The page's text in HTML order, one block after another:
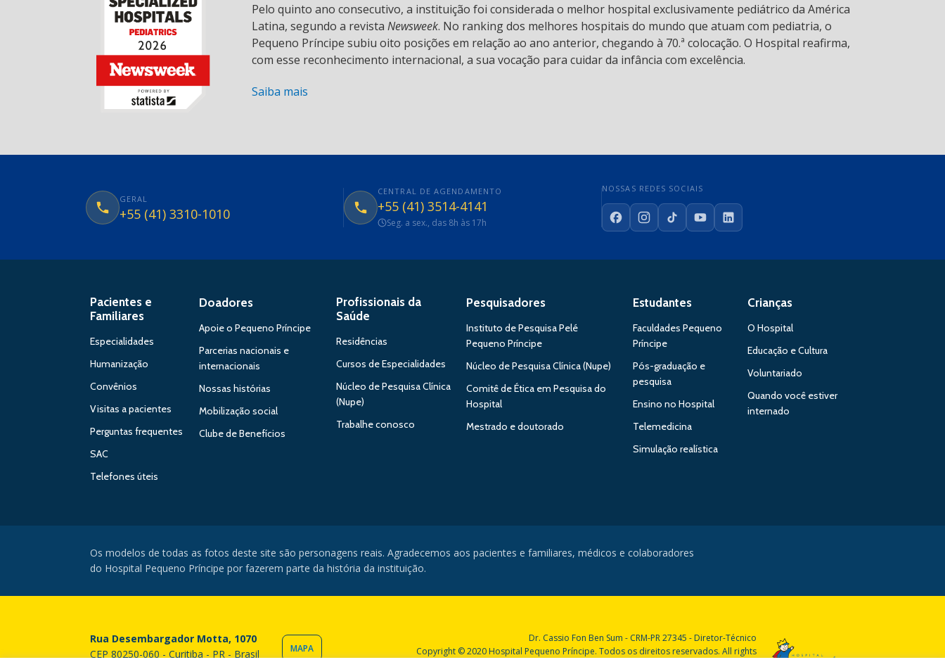
Pelo quinto ano consecutivo, a instituição foi considerada o melhor hospital exclusivamente pediátrico da América
Latina, segundo a revista Newsweek. No ranking dos melhores hospitais do mundo que atuam com pediatria, o
Pequeno Príncipe subiu oito posições em relação ao ano anterior, chegando à 70.ª colocação. O Hospital reafirma,
com esse reconhecimento internacional, a sua vocação para cuidar da infância com excelência.
Saiba mais
GERAL
+55 (41) 3310-1010
CENTRAL DE AGENDAMENTO
+55 (41) 3514-4141
Seg. a sex., das 8h às 17h
NOSSAS REDES SOCIAIS
FacebookInstagram
TikTokYouTubeLinkedIn
Pacientes e
Familiares
Especialidades
Humanização
Convênios
Visitas a pacientes
Perguntas frequentes
SAC
Telefones úteis
Doadores
Apoie o Pequeno Príncipe
Parcerias nacionais e
internacionais
Nossas histórias
Mobilização social
Clube de Benefícios
Profissionais da
Saúde
Residências
Cursos de Especialidades
Núcleo de Pesquisa Clínica
(Nupe)
Trabalhe conosco
Pesquisadores
Instituto de Pesquisa Pelé
Pequeno Príncipe
Núcleo de Pesquisa Clínica (Nupe)
Comitê de Ética em Pesquisa do
Hospital
Mestrado e doutorado
Estudantes
Faculdades Pequeno
Príncipe
Pós-graduação e
pesquisa
Ensino no Hospital
Telemedicina
Simulação realística
Crianças
O Hospital
Educação e Cultura
Voluntariado
Quando você estiver
internado
Os modelos de todas as fotos deste site são personagens reais. Agradecemos aos pacientes e familiares, médicos e colaboradores
do Hospital Pequeno Príncipe por fazerem parte da história da instituição.
Rua Desembargador Motta, 1070
CEP 80250-060 - Curitiba - PR - Brasil
MAPA
Dr. Cassio Fon Ben Sum - CRM-PR 27345 - Diretor-Técnico
Copyright © 2020 Hospital Pequeno Príncipe. Todos os direitos reservados. All rights